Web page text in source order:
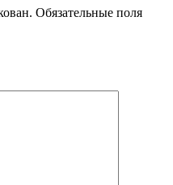
Обязательные поля